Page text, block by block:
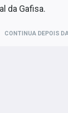
da Gafisa.
CONTINUA DEPOIS